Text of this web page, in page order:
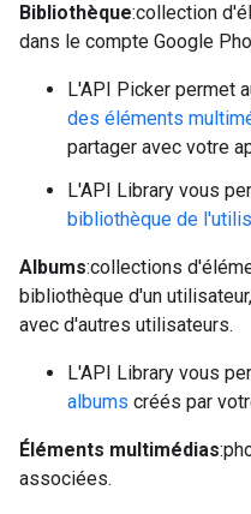
Bibliothèque:collection
dans le compte Google
L'API Picker permet
des éléments
partager avec votre
L'API Library vous
bibliothèque de
Albums:collections
bibliothèque d'un
avec d'autres utilisateurs.
L'API Library vous
albums créés par
Éléments multimédias
associées.